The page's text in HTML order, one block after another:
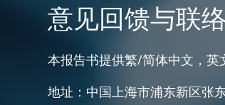
意见回馈与联
本报告书提供繁/简体中文，
地址：中国上海市浦东新区张